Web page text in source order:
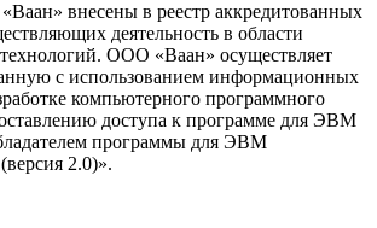
внесены в реестр аккредитованных
деятельность в области
ООО «Ваан» осуществляет
с использованием информационных
компьютерного программного
доступа к программе для ЭВМ
программы для ЭВМ
2.0)».